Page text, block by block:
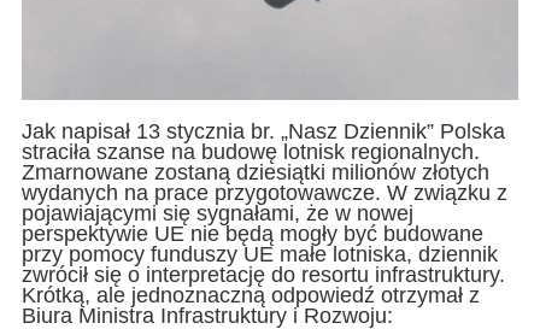
Jak napisał 13 stycznia br. „Nasz Dziennik” Polska
straciła szanse na budowę lotnisk regionalnych.
Zmarnowane zostaną dziesiątki milionów złotych
wydanych na prace przygotowawcze. W związku z
pojawiającymi się sygnałami, że w nowej
perspektywie UE nie będą mogły być budowane
przy pomocy funduszy UE małe lotniska, dziennik
zwrócił się o interpretację do resortu infrastruktury.
Krótką, ale jednoznaczną odpowiedź otrzymał z
Biura Ministra Infrastruktury i Rozwoju: